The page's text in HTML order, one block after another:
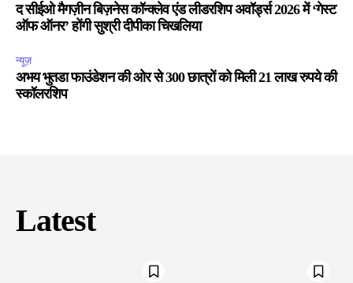
द सीईओ मैगज़ीन बिज़नेस कॉन्क्लेव एंड लीडरशिप अवॉर्ड्स 2026 में ‘गेस्ट
ऑफ ऑनर’ होंगी सुश्री दीपीका चिखलिया
न्यूज़
अभय भुतडा फाउंडेशन की ओर से 300 छात्रों को मिली 21 लाख रुपये की
स्कॉलरशिप
Latest